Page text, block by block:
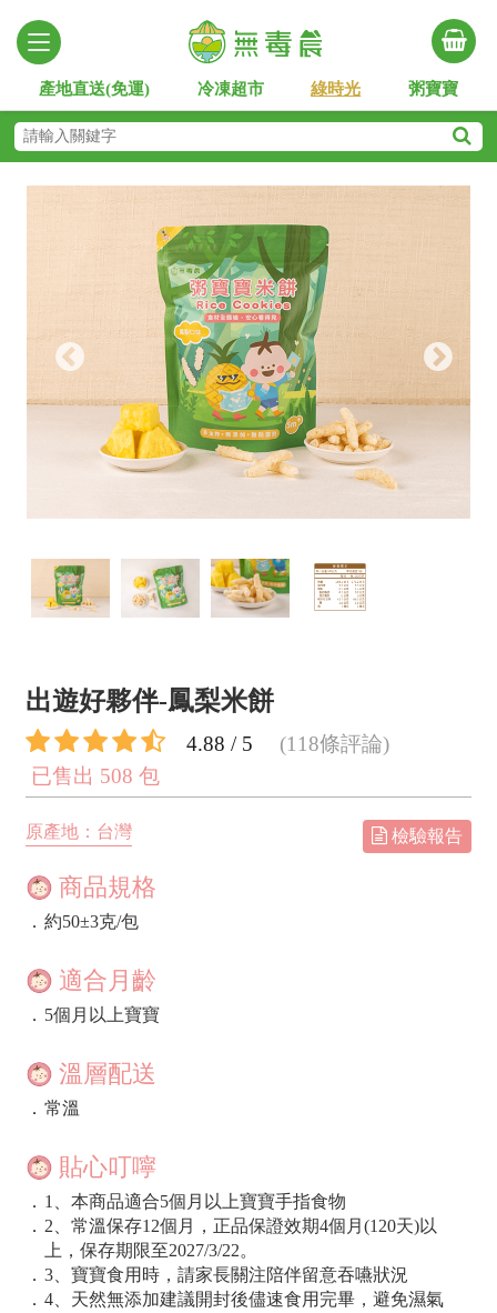
產地直送(免運) 冷凍超市 綠時光 粥寶寶
出遊好夥伴-鳳梨米餅
4.88 / 5
(118條評論)
已售出 508 包
原產地：台灣 檢驗報告
商品規格
． 約50±3克/包
適合月齡
． 5個月以上寶寶
溫層配送
． 常溫
貼心叮嚀
． 1、本商品適合5個月以上寶寶手指食物
． 2、常溫保存12個月，正品保證效期4個月(120天)以
上，保存期限至2027/3/22。
． 3、寶寶食用時，請家長關注陪伴留意吞嚥狀況
． 4、天然無添加建議開封後儘速食用完畢，避免濕氣